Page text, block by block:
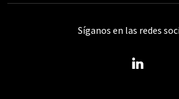
Síganos en las redes